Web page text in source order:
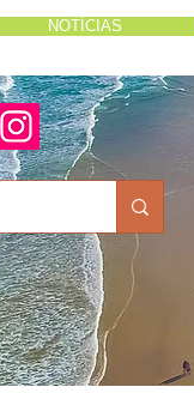
NOTÍCIAS